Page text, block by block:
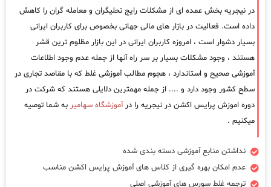
در نیجریه بخش عمده ای از مشکلات رایج تحلیگران و معامله گران را کاهش
داده است. فعالیت در بازار های مالی جهانی بخصوص برای کاربران ایرانی
بسیار دشوار است ، امروزه کاربران ایرانی در این بازار مظلوم ترین قشر
هستند ، وجود مشکلات بسیار بر سر راه آنها از جمله عدم وجود اطلاعات
آموزشی صحیح و استاندارد ، هجوم مطالب آموزشی غلط که با مقاصد تجاری در
سطح کشور وجود دارد و .... از جمله مهمترین دلایلی هستند که شرکت در
دوره اموزش پرایس اکشن در نیجریه را درآموزشگاه سهامیر به شما توصیه
میکنیم .
نداشتن منابع آموزشی دسته بندی شده
عدم امکان بهره گیری از کلاس های آموزش پرایس اکشن مناسب
ترجمه غلط سورس های آموزشی اصلی